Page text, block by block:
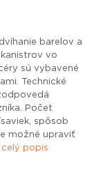
barelov a
vo
sú vybavené
Technické
Počet
spôsob
možné upraviť
popis